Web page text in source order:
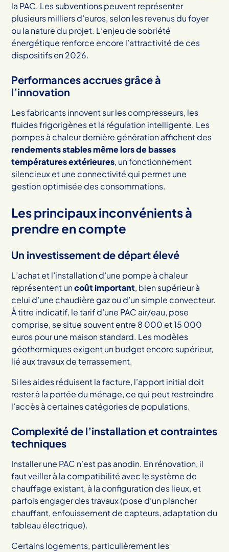
la PAC. Les subventions peuvent représenter
plusieurs milliers d’euros, selon les revenus du foyer
ou la nature du projet. L’enjeu de sobriété
énergétique renforce encore l’attractivité de ces
dispositifs en 2026.
Performances accrues grâce à
l’innovation
Les fabricants innovent sur les compresseurs, les
fluides frigorigènes et la régulation intelligente. Les
pompes à chaleur dernière génération affichent des
rendements stables même lors de basses
températures extérieures, un fonctionnement
silencieux et une connectivité qui permet une
gestion optimisée des consommations.
Les principaux inconvénients à
prendre en compte
Un investissement de départ élevé
L’achat et l’installation d’une pompe à chaleur
représentent uncoût important, bien supérieur à
celui d’une chaudière gaz ou d’un simple convecteur.
À titre indicatif, le tarif d’une PAC air/eau, pose
comprise, se situe souvent entre 8 000 et 15 000
euros pour une maison standard. Les modèles
géothermiques exigent un budget encore supérieur,
lié aux travaux de terrassement.
Si les aides réduisent la facture, l’apport initial doit
rester à la portée du ménage, ce qui peut restreindre
l’accès à certaines catégories de populations.
Complexité de l’installation et contraintes
techniques
Installer une PAC n’est pas anodin. En rénovation, il
faut veiller à la compatibilité avec le système de
chauffage existant, à la configuration des lieux, et
parfois engager des travaux (pose d’un plancher
chauffant, enfouissement de capteurs, adaptation du
tableau électrique).
Certains logements, particulièrement les